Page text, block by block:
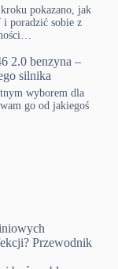
pokazano, jak
poradzić sobie z
2.0 benzyna –
silnika
wyborem dla
go od jakiegoś
Przewodnik